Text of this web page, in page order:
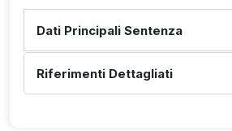
Dati Principali Sentenza
Riferimenti Dettagliati